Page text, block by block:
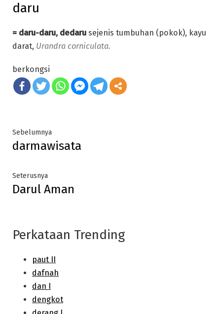
daru
= daru-daru, dedaru sejenis tumbuhan (pokok), kayu
darat, Urandra corniculata.
berkongsi
Post
navigation
SebelumnyaPrevious
post:
darmawisata
SeterusnyaNext
post:
Darul Aman
Perkataan Trending